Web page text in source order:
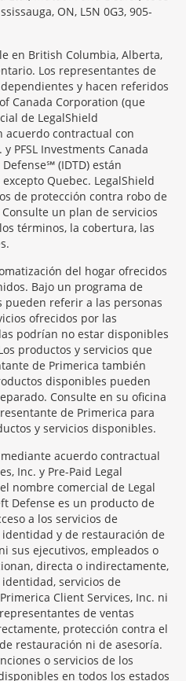
ON, L5N 0G3, 905-
en British Columbia, Alberta,
Los representantes de
y hacen referidos
Canada Corporation (que
de LegalShield
acuerdo contractual con
PFSL Investments Canada
(IDTD) están
Quebec. LegalShield
de protección contra robo de
un plan de servicios
términos, la cobertura, las
del hogar ofrecidos
Bajo un programa de
referir a las personas
ofrecidos por las
podrían no estar disponibles
productos y servicios que
de Primerica también
disponibles pueden
Consulte en su oficina
de Primerica para
y servicios disponibles.
acuerdo contractual
Inc. y Pre-Paid Legal
nombre comercial de Legal
Defense es un producto de
a los servicios de
y de restauración de
sus ejecutivos, empleados o
directa o indirectamente,
servicios de
Client Services, Inc. ni
de ventas
protección contra el
restauración ni de asesoría.
o servicios de los
en todos los estados